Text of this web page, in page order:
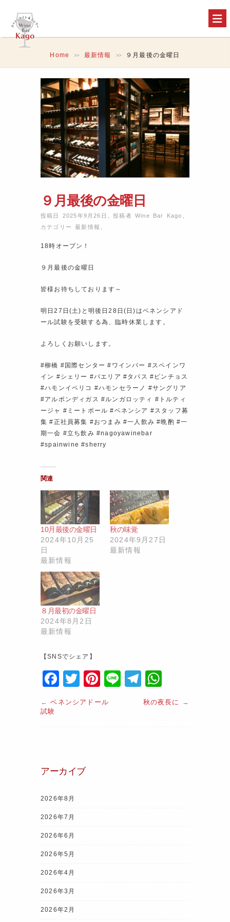
Home >> 最新情報 >> ９月最後の金曜日
９月最後の金曜日
投稿日 2025年9月26日 ,投稿者Wine Bar Kago
カテゴリー最新情報
18時オープン！
９月最後の金曜日
皆様お待ちしております～
明日27日(土)と明後日28日(日)はベネンシアド
ール試験を受験する為、臨時休業します。
よろしくお願いします。
#柳橋 #国際センター #ワインバー #スペインワ
イン #シェリー #パエリア #タパス #ピンチョス
#ハモンイベリコ #ハモンセラーノ #サングリア
#アルボンディガス #ルンガロッティ #トルティ
ージャ #ミートボール #ベネンシア #スタッフ募
集 #正社員募集 #おつまみ #一人飲み #晩酌 #一
期一会 #立ち飲み #nagoyawinebar
#spainwine #sherry
関連
10月最後の金曜日
2024年10月25
日
最新情報
秋の味覚
2024年9月27日
最新情報
８月最初の金曜日
2024年8月2日
最新情報
【SNSでシェア】
F
a
c
o
k
T
w
itt
Pi
nt
Li
T
el
e
h
at
←ベネンシアドール
試験
秋の夜長に →
アーカイブ
2026年8月
2026年7月
2026年6月
2026年5月
2026年4月
2026年3月
2026年2月